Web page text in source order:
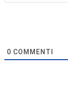
0 COMMENTI